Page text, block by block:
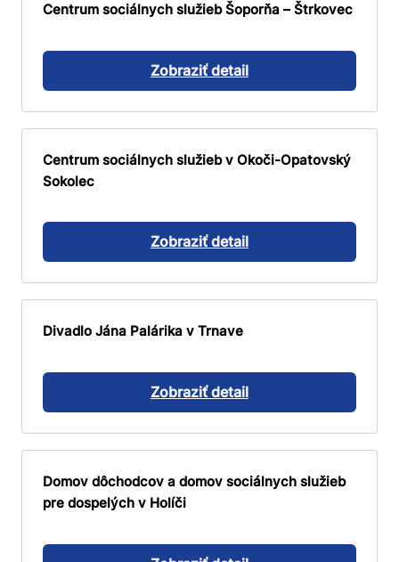
Centrum sociálnych služieb Šoporňa – Štrkovec
Zobraziť detail
Centrum sociálnych služieb v Okoči-Opatovský
Sokolec
Zobraziť detail
Divadlo Jána Palárika v Trnave
Zobraziť detail
Domov dôchodcov a domov sociálnych služieb
pre dospelých v Holíči